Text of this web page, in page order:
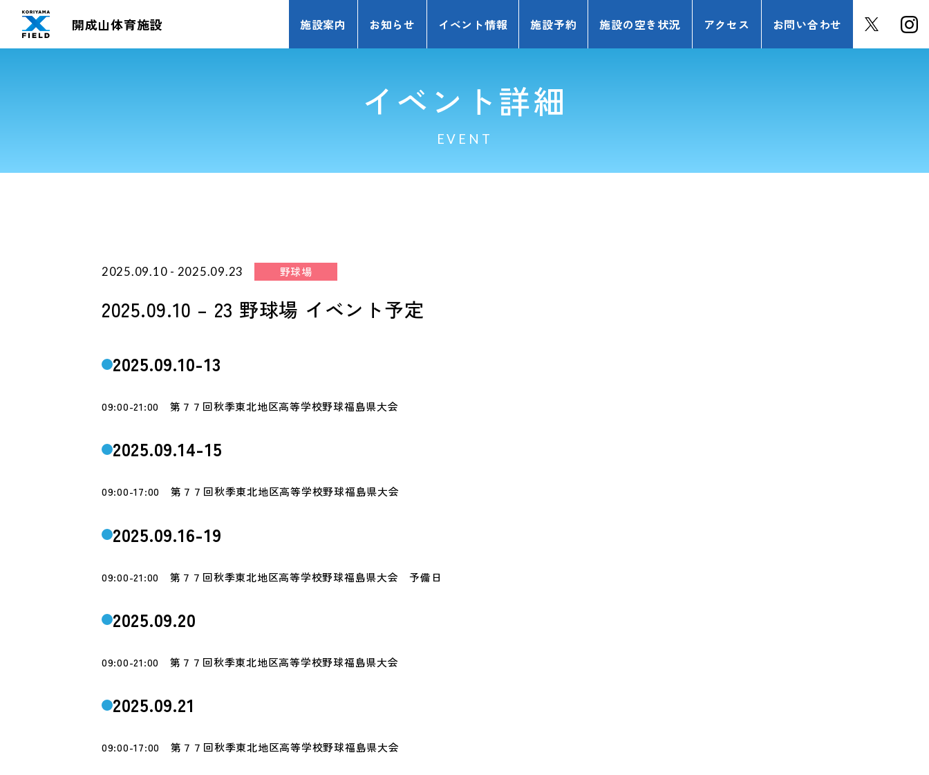
開成山体育施設 施設案内 お知らせ イベント情報 施設予約 施設の空き状況 アクセス お問い合わせ
イベント詳細
EVENT
2025.09.10 - 2025.09.23 野球場
2025.09.10 – 23 野球場 イベント予定
2025.09.10-13
09:00-21:00 第７７回秋季東北地区高等学校野球福島県大会
2025.09.14-15
09:00-17:00 第７７回秋季東北地区高等学校野球福島県大会
2025.09.16-19
09:00-21:00 第７７回秋季東北地区高等学校野球福島県大会 予備日
2025.09.20
09:00-21:00 第７７回秋季東北地区高等学校野球福島県大会
2025.09.21
09:00-17:00 第７７回秋季東北地区高等学校野球福島県大会